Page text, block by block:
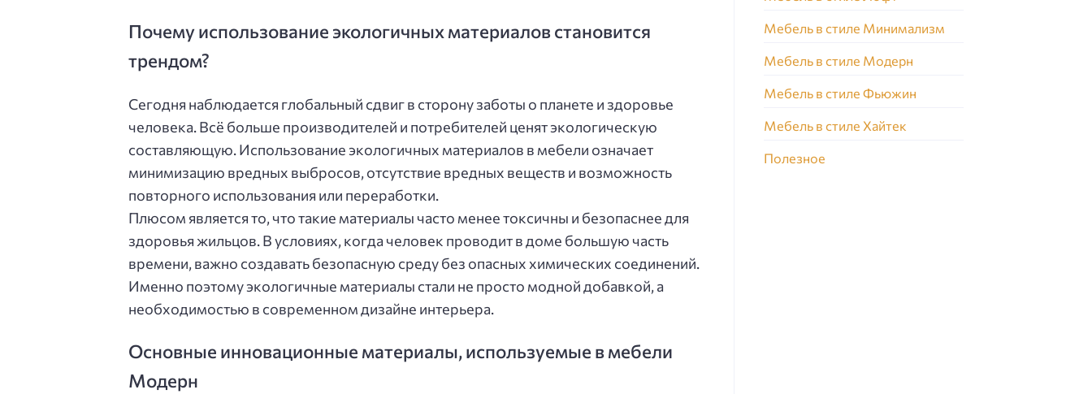
Почему использование экологичных материалов становится
трендом?
Сегодня наблюдается глобальный сдвиг в сторону заботы о планете и здоровье
человека. Всё больше производителей и потребителей ценят экологическую
составляющую. Использование экологичных материалов в мебели означает
минимизацию вредных выбросов, отсутствие вредных веществ и возможность
повторного использования или переработки.
Плюсом является то, что такие материалы часто менее токсичны и безопаснее для
здоровья жильцов. В условиях, когда человек проводит в доме большую часть
времени, важно создавать безопасную среду без опасных химических соединений.
Именно поэтому экологичные материалы стали не просто модной добавкой, а
необходимостью в современном дизайне интерьера.
Основные инновационные материалы, используемые в мебели
Модерн
Мебель в стиле Минимализм
Мебель в стиле Модерн
Мебель в стиле Фьюжин
Мебель в стиле Хайтек
Полезное